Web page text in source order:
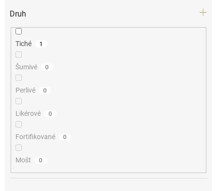
Druh
Tiché 1
Šumivé 0
Perlivé 0
Likérové 0
Fortifikované 0
Mošt 0